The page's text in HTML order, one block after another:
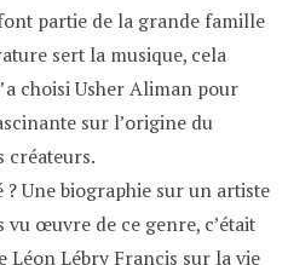
partie de la grande famille
sert la musique, cela
choisi Usher Aliman pour
sur l’origine du
créateurs.
Une biographie sur un artiste
vu œuvre de ce genre, c’était
Lébry Francis sur la vie